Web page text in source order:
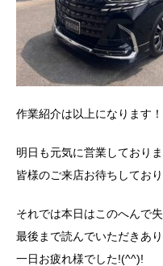
作業紹介は以上になります！
明日も元気に営業しており
皆様のご来店お待ちしてお
それでは本日はこのへんで
最後まで読んでいただきあ
一日お疲れ様でした!(^^)!